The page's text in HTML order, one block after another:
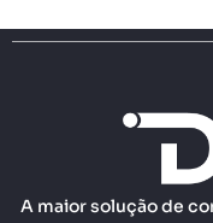
A maior solução de